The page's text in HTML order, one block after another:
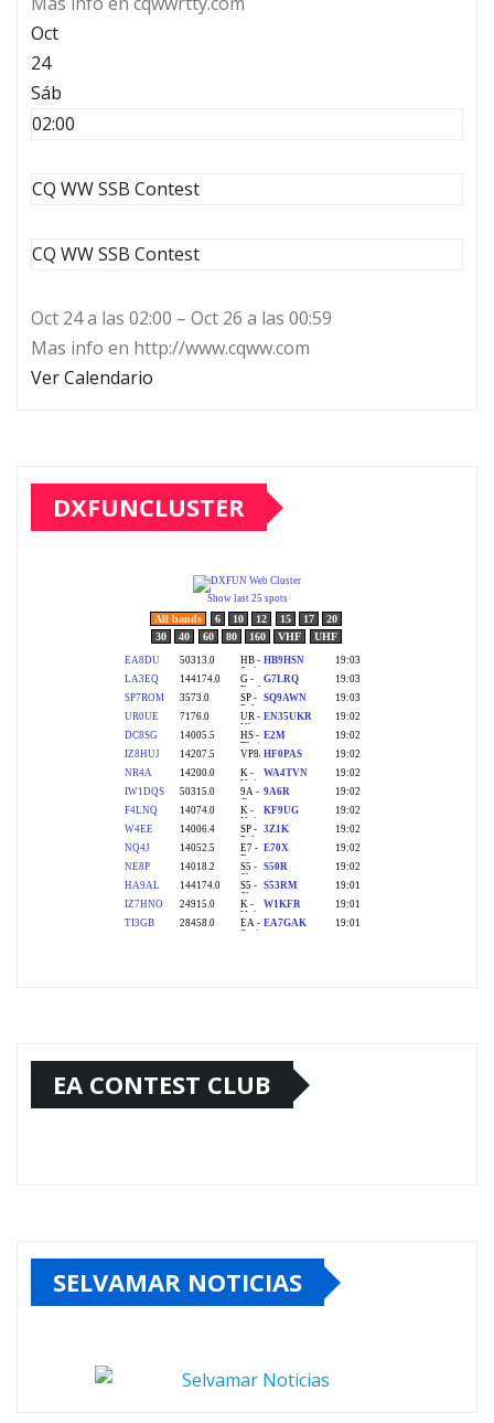
Oct
24
Sáb
02:00
CQ WW SSB Contest
CQ WW SSB Contest
Oct 24 a las 02:00 – Oct 26 a las 00:59
Mas info en http://www.cqww.com
Ver Calendario
DXFUNCLUSTER
EA CONTEST CLUB
SELVAMAR NOTICIAS